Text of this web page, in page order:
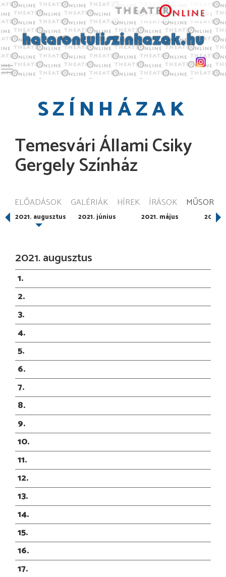
Toggle main menu visibility
SZÍNHÁZAK
Temesvári Állami Csiky
Gergely Színház
ELŐADÁSOK GALÉRIÁK HÍREK ÍRÁSOK MŰSOR
2021. augusztus 2021. június 2021. május 2006.
2021. augusztus
1
2
3
4
5
6
7
8
9
10
11
12
13
14
15
16
17